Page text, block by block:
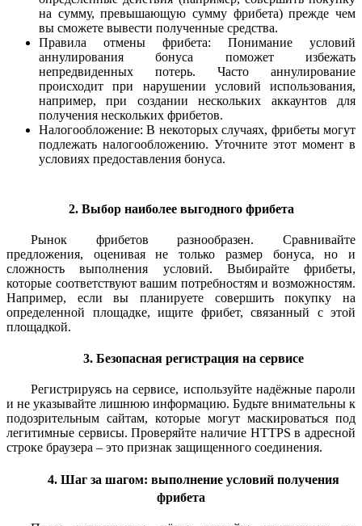
на сумму, превышающую сумму фрибета) прежде чем
вы сможете вывести полученные средства.
Правила отмены фрибета: Понимание условий
аннулирования бонуса поможет избежать
непредвиденных потерь. Часто аннулирование
происходит при нарушении условий использования,
например, при создании нескольких аккаунтов для
получения нескольких фрибетов.
Налогообложение: В некоторых случаях, фрибеты могут
подлежать налогообложению. Уточните этот момент в
условиях предоставления бонуса.
2. Выбор наиболее выгодного фрибета
Рынок фрибетов разнообразен. Сравнивайте
предложения, оценивая не только размер бонуса, но и
сложность выполнения условий. Выбирайте фрибеты,
которые соответствуют вашим потребностям и возможностям.
Например, если вы планируете совершить покупку на
определенной площадке, ищите фрибет, связанный с этой
площадкой.
3. Безопасная регистрация на сервисе
Регистрируясь на сервисе, используйте надёжные пароли
и не указывайте лишнюю информацию. Будьте внимательны к
подозрительным сайтам, которые могут маскироваться под
легитимные сервисы. Проверяйте наличие HTTPS в адресной
строке браузера – это признак защищенного соединения.
4. Шаг за шагом: выполнение условий получения
фрибета